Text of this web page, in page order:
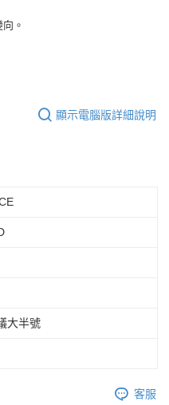
訊。
之結帳頁面顯示為準，若有關於
，並將交易相關給付款項請求債
址：
或監護人之同意方可使用
起之損失，本公司不負相關責
別帳號之用戶狀況，依本公司即
使用額度並採取法律行動。
費
。
顯示電腦版詳細說明
大半號
客服